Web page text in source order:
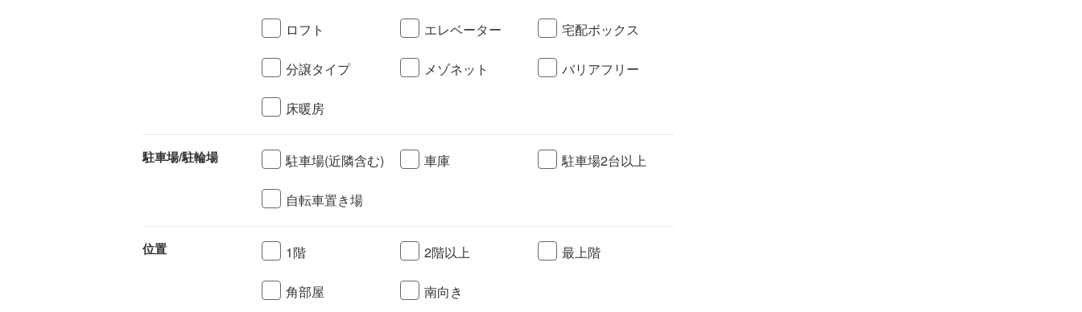
ロフト エレベーター 宅配ボックス
分譲タイプ メゾネット バリアフリー
床暖房
駐車場/駐輪場 駐車場(近隣含む) 車庫 駐車場2台以上
自転車置き場
位置 1階 2階以上 最上階
角部屋 南向き